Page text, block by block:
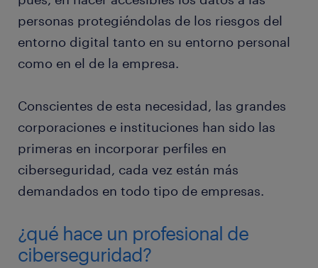
personas protegiéndolas de los riesgos del
entorno digital tanto en su entorno personal
como en el de la empresa.
Conscientes de esta necesidad, las grandes
corporaciones e instituciones han sido las
primeras en incorporar perfiles en
ciberseguridad, cada vez están más
demandados en todo tipo de empresas.
¿qué hace un profesional de
ciberseguridad?